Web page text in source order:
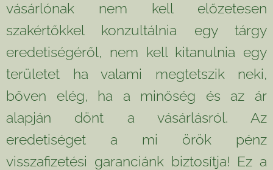
vásárlónak nem kell előzetesen
szakértőkkel konzultálnia egy tárgy
eredetiségéről, nem kell kitanulnia egy
területet ha valami megtetszik neki,
bőven elég, ha a minőség és az ár
alapján dönt a vásárlásról. Az
eredetiséget a mi örök pénz
visszafizetési garanciánk biztosítja! Ez a